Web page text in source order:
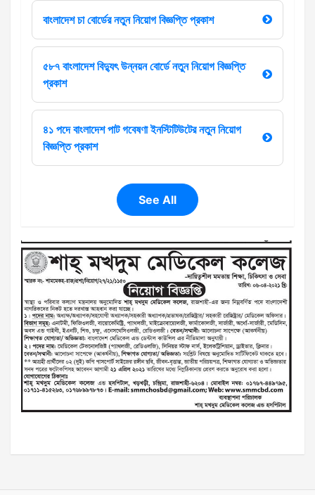
বাংলাদেশ চা বোর্ডের নতুন নিয়োগ বিজ্ঞপ্তি প্রকাশ
৫৮৭ বাংলাদেশ বিদ্যুৎ উন্নয়ন বোর্ডে নতুন নিয়োগ বিজ্ঞপ্তি
প্রকাশ
৪১ পদে বাংলাদেশ পাট গবেষণা ইনস্টিটিউটের নতুন নিয়োগ
বিজ্ঞপ্তি প্রকাশ
See All